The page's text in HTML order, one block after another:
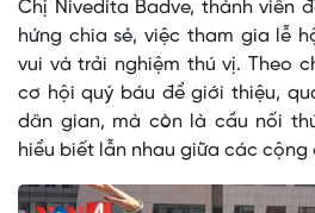
Chị Nivedita Badve, thành viên
hứng chia sẻ, việc tham gia lễ
vui và trải nghiệm thú vị. Theo
cơ hội quý báu để giới thiệu,
dân gian, mà còn là cầu nối
hiểu biết lẫn nhau giữa các cộng